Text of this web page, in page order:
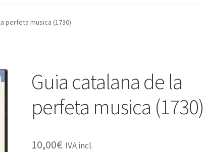
Finalitzar compra
perfeta musica (1730)
Guia catalana de la
perfeta musica (1730)
10,00€ IVA incl.